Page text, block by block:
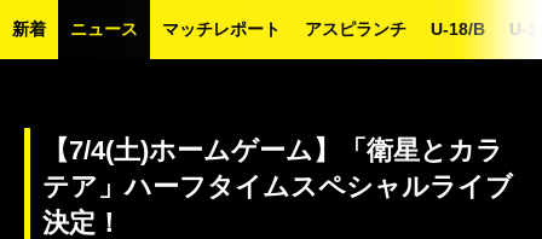
新着 ニュース マッチレポート アスピランチ U-18/B U-
【7/4(土)ホームゲーム】「衛星とカラ
テア」ハーフタイムスペシャルライブ
決定！